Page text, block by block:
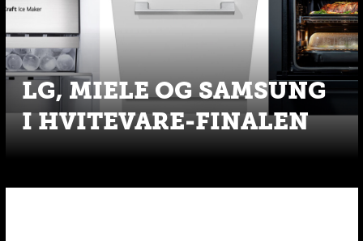
LG, MIELE OG SAMSUNG
I HVITEVARE-FINALEN